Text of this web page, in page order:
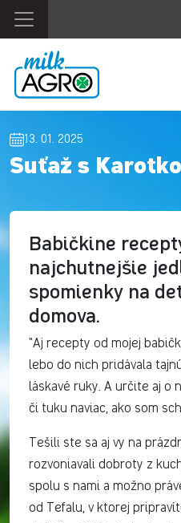
13. 01. 2025
Suťaž s
Babičkine
najchutnejšie
spomienky na
domova.
"Aj recepty od mojej
lebo do nich pridávala
láskavé ruky. A určite aj o
či tuku naviac, ako som
Tešili ste sa aj vy na
rozvoniavali dobroty z
spolu s nami a možno
od Tefalu, v ktorej